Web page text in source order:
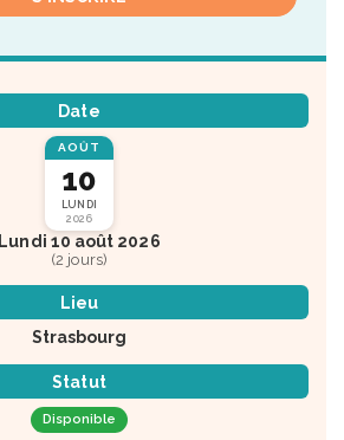
Date
AOÛT
10
LUNDI
2026
Lundi 10 août 2026
(2 jours)
Lieu
Strasbourg
Statut
Disponible